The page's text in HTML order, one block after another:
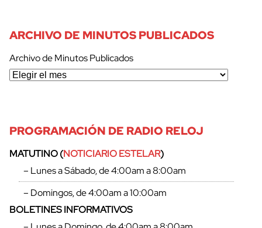
ARCHIVO DE MINUTOS PUBLICADOS
Archivo de Minutos Publicados
PROGRAMACIÓN DE RADIO RELOJ
MATUTINO (NOTICIARIO ESTELAR)
– Lunes a Sábado, de 4:00am a 8:00am
– Domingos, de 4:00am a 10:00am
BOLETINES INFORMATIVOS